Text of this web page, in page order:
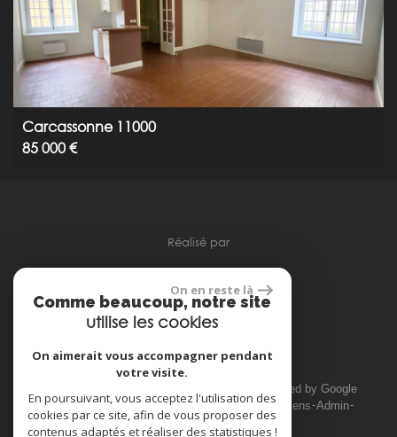
Carcassonne 11000
85 000 €
réalisé par
© 2026 | Tous droits réservés | Traduction powered by Google
Plan du site Mentions légales Nos honoraires Liens Admin
Toutes nos annonces
On en reste là
Comme beaucoup, notre site
utilise les cookies
On aimerait vous accompagner pendant
votre visite.
En poursuivant, vous acceptez l'utilisation des
cookies par ce site, afin de vous proposer des
contenus adaptés et réaliser des statistiques !